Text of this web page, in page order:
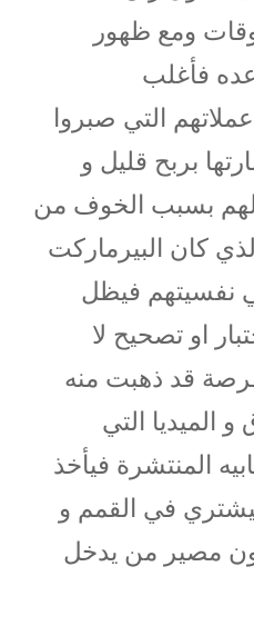
ومع ظهور
فأغلب
عملاتهم التي صبروا
بربح قليل و
بسبب الخوف من
كان البيرماركت
نفسيتهم فيظل
او تصحيح لا
قد ذهبت منه
التي
المنتشرة فيأخذ
في القمم و
مصير من يدخل